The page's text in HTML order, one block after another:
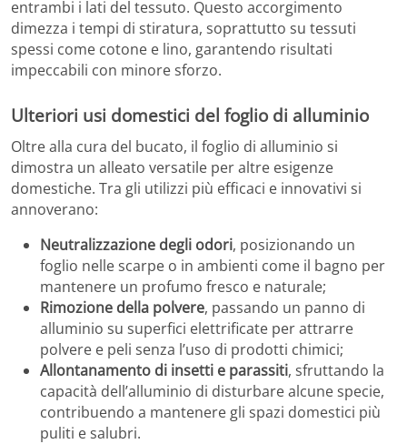
entrambi i lati del tessuto. Questo accorgimento
dimezza i tempi di stiratura, soprattutto su tessuti
spessi come cotone e lino, garantendo risultati
impeccabili con minore sforzo.
Ulteriori usi domestici del foglio di alluminio
Oltre alla cura del bucato, il foglio di alluminio si
dimostra un alleato versatile per altre esigenze
domestiche. Tra gli utilizzi più efficaci e innovativi si
annoverano:
Neutralizzazione degli odori, posizionando un
foglio nelle scarpe o in ambienti come il bagno per
mantenere un profumo fresco e naturale;
Rimozione della polvere, passando un panno di
alluminio su superfici elettrificate per attrarre
polvere e peli senza l’uso di prodotti chimici;
Allontanamento di insetti e parassiti, sfruttando la
capacità dell’alluminio di disturbare alcune specie,
contribuendo a mantenere gli spazi domestici più
puliti e salubri.